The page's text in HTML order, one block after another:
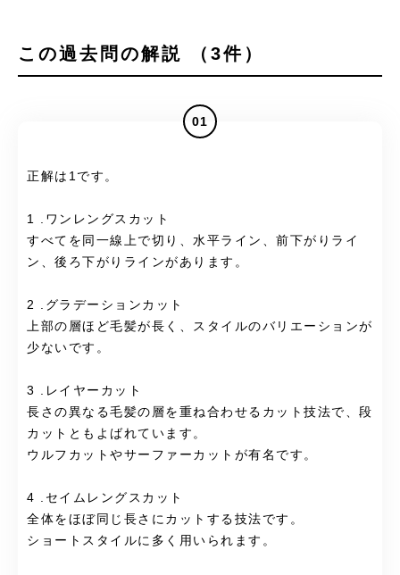
この過去問の解説 （3件）
01
正解は1です。
1 .ワンレングスカット
すべてを同一線上で切り、水平ライン、前下がりライ
ン、後ろ下がりラインがあります。
2 .グラデーションカット
上部の層ほど毛髪が長く、スタイルのバリエーションが
少ないです。
3 .レイヤーカット
長さの異なる毛髪の層を重ね合わせるカット技法で、段
カットともよばれています。
ウルフカットやサーファーカットが有名です。
4 .セイムレングスカット
全体をほぼ同じ長さにカットする技法です。
ショートスタイルに多く用いられます。